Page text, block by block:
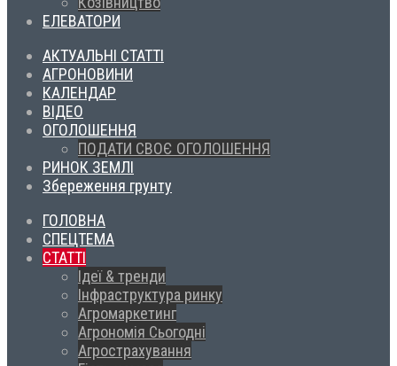
ЕЛЕВАТОРИ
АКТУАЛЬНІ СТАТТІ
АГРОНОВИНИ
КАЛЕНДАР
ВІДЕО
ОГОЛОШЕННЯ
ПОДАТИ СВОЄ ОГОЛОШЕННЯ
РИНОК ЗЕМЛІ
Збереження грунту
ГОЛОВНА
СПЕЦТЕМА
СТАТТІ
Ідеї & тренди
Інфраструктура ринку
Агромаркетинг
Агрономія Сьогодні
Агрострахування